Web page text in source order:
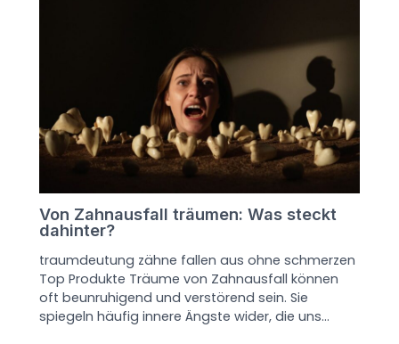
Von Zahnausfall träumen: Was steckt
dahinter?
traumdeutung zähne fallen aus ohne schmerzen
Top Produkte Träume von Zahnausfall können
oft beunruhigend und verstörend sein. Sie
spiegeln häufig innere Ängste wider, die uns…